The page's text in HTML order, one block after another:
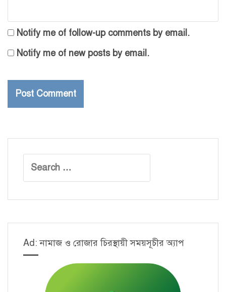
Notify me of follow-up comments by email.
Notify me of new posts by email.
for:
Ad: নামাজ ও রোজার চিরস্থায়ী সময়সূচীর অ্যাপ